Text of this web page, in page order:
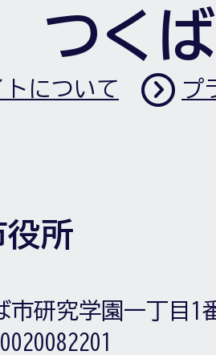
つく
トについて プ
役所
市研究学園一丁目1